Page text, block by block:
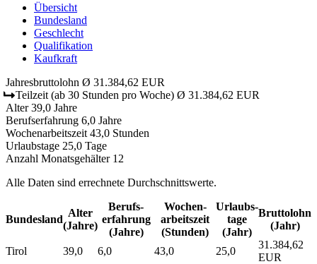
Übersicht
Bundesland
Geschlecht
Qualifikation
Kaufkraft
Jahresbruttolohn Ø 31.384,62 EUR
Teilzeit (ab 30 Stunden pro Woche) Ø 31.384,62 EUR
Alter 39,0 Jahre
Berufserfahrung 6,0 Jahre
Wochenarbeitszeit 43,0 Stunden
Urlaubstage 25,0 Tage
Anzahl Monatsgehälter 12
Alle Daten sind errechnete Durchschnittswerte.
Bundesland
Alter
(Jahre)
Berufs­
erfahrung
(Jahre)
Wochen­
arbeitszeit
(Stunden)
Urlaubs­
tage
(Jahr)
Bruttolohn
(Jahr)
Tirol 39,0 6,0 43,0 25,0
31.384,62
EUR